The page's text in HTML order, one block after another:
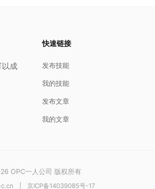
以成
快速链接
发布技能
我的技能
发布文章
我的文章
OPC一人公司 版权所有
京ICP备14039085号-17